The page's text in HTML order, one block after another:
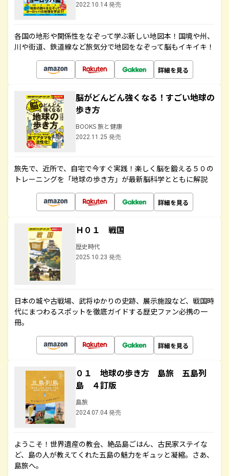
2022.10.14 発売
各国の地形や関係性をなぞって学ぶ新しい地図本！国境や州、
川や街道、鉄道線など旅気分で地図をなぞって脳もイキイキ！
詳細を見る
脳がどんどん強くなる！すごい地球の
歩き方
BOOKS 旅と健康
2022.11.25 発売
旅先で、近所で、自宅で今すぐ実践！楽しく脳を鍛える５０の
トレーニングを「地球の歩き方」が最新脳科学とともに解説
詳細を見る
Ｈ０１ 戦国
歴史時代
2025.10.23 発売
日本の城や古戦場、武将ゆかりの史跡、展示施設など、戦国時
代にまつわるスポットを徹底ガイドする歴史ファン必携の一
冊。
詳細を見る
０１ 地球の歩き方 島旅 五島列
島 ４訂版
島旅
2024.07.04 発売
ようこそ！世界遺産の教会、絶品島ごはん、古民家ステイな
ど、島の人が教えてくれた五島の魅力をギュッと凝縮。さあ、
島旅へ。